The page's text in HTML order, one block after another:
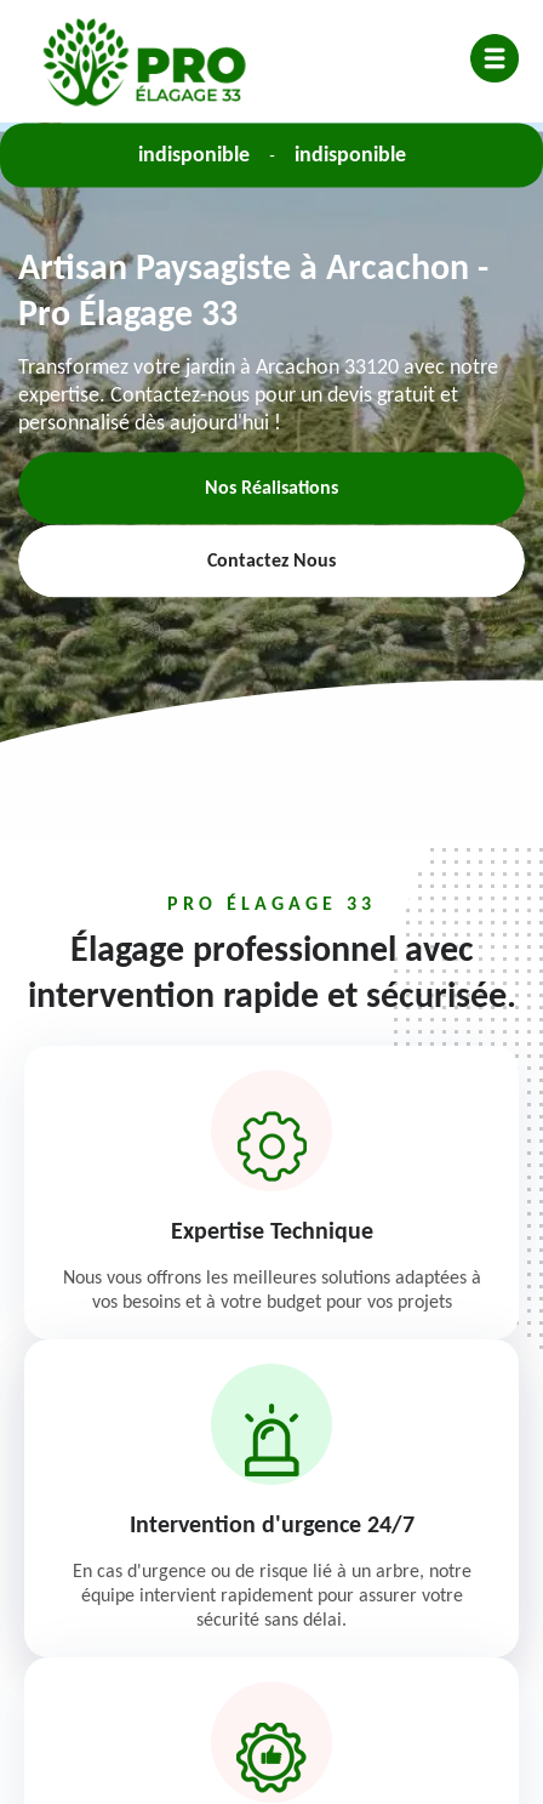
indisponible - indisponible
Artisan Paysagiste à Arcachon -
Pro Élagage 33
Transformez votre jardin à Arcachon 33120 avec notre
expertise. Contactez-nous pour un devis gratuit et
personnalisé dès aujourd'hui !
Nos Réalisations
Contactez Nous
PRO ÉLAGAGE 33
Élagage professionnel avec
intervention rapide et sécurisée.
Expertise Technique
Nous vous offrons les meilleures solutions adaptées à
vos besoins et à votre budget pour vos projets
Intervention d'urgence 24/7
En cas d'urgence ou de risque lié à un arbre, notre
équipe intervient rapidement pour assurer votre
sécurité sans délai.